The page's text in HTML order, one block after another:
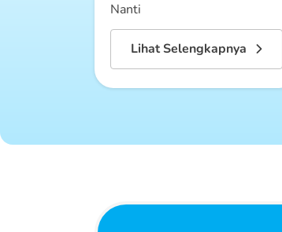
Nanti
Lihat Selengkapnya